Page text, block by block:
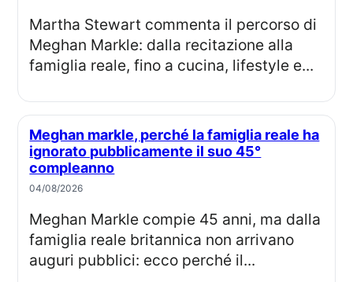
Martha Stewart commenta il percorso di
Meghan Markle: dalla recitazione alla
famiglia reale, fino a cucina, lifestyle e...
Meghan markle, perché la famiglia reale ha
ignorato pubblicamente il suo 45°
compleanno
04/08/2026
Meghan Markle compie 45 anni, ma dalla
famiglia reale britannica non arrivano
auguri pubblici: ecco perché il...